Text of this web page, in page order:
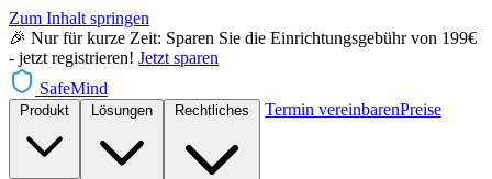
Zum Inhalt springen
🎉 Nur für kurze Zeit: Sparen Sie die Einrichtungsgebühr von 199€
- jetzt registrieren! Jetzt sparen
SafeMind
Termin vereinbarenPreise